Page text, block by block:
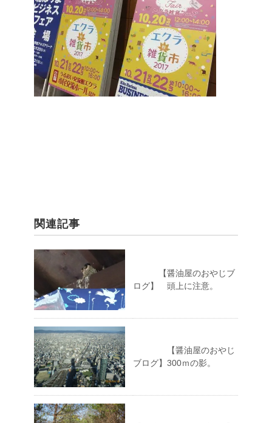
関連記事
【醤油屋のおやじブ
ログ】 頭上に注意。
【醤油屋のおやじ
ブログ】300ｍの影。